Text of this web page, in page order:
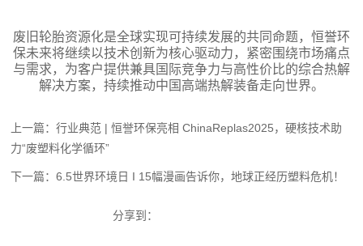
废旧轮胎资源化是全球实现可持续发展的共同命题，恒誉环
保未来将继续以技术创新为核心驱动力，紧密围绕市场痛点
与需求，为客户提供兼具国际竞争力与高性价比的综合热解
解决方案，持续推动中国高端热解装备走向世界。
上一篇：行业典范 | 恒誉环保亮相 ChinaReplas2025，硬核技术助
力“废塑料化学循环”
下一篇：6.5世界环境日 I 15幅漫画告诉你，地球正经历塑料危机！
分享到：